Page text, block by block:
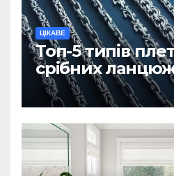
ЦІКАВЕ
Топ-5 типів
срібних
вважаються